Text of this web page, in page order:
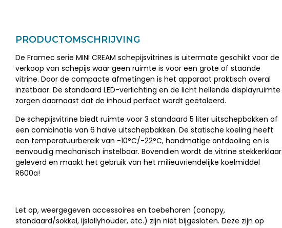
PRODUCTOMSCHRIJVING
De Framec serie MINI CREAM schepijsvitrines is uitermate geschikt voor de
verkoop van schepijs waar geen ruimte is voor een grote of staande
vitrine. Door de compacte afmetingen is het apparaat praktisch overal
inzetbaar. De standaard LED-verlichting en de licht hellende displayruimte
zorgen daarnaast dat de inhoud perfect wordt geëtaleerd.
De schepijsvitrine biedt ruimte voor 3 standaard 5 liter uitschepbakken of
een combinatie van 6 halve uitschepbakken. De statische koeling heeft
een temperatuurbereik van -10°C/-22°C, handmatige ontdooiing en is
eenvoudig mechanisch instelbaar. Bovendien wordt de vitrine stekkerklaar
geleverd en maakt het gebruik van het milieuvriendelijke koelmiddel
R600a!
Let op, weergegeven accessoires en toebehoren (canopy,
standaard/sokkel, ijslollyhouder, etc.) zijn niet bijgesloten. Deze zijn op